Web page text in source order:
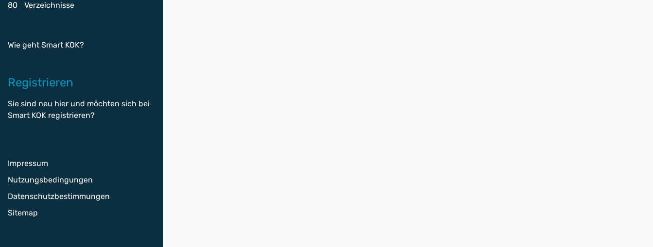
80
Verzeichnisse
Wie geht Smart KOK?
Registrieren
Sie sind neu hier und möchten sich bei
Smart KOK registrieren?
Impressum
Nutzungsbedingungen
Datenschutzbestimmungen
Sitemap